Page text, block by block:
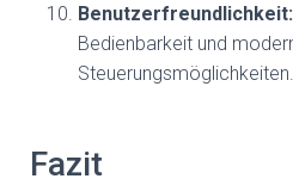
Benutzerfreundlichkeit:
Bedienbarkeit und
Steuerungsmöglichkeiten.
Fazit